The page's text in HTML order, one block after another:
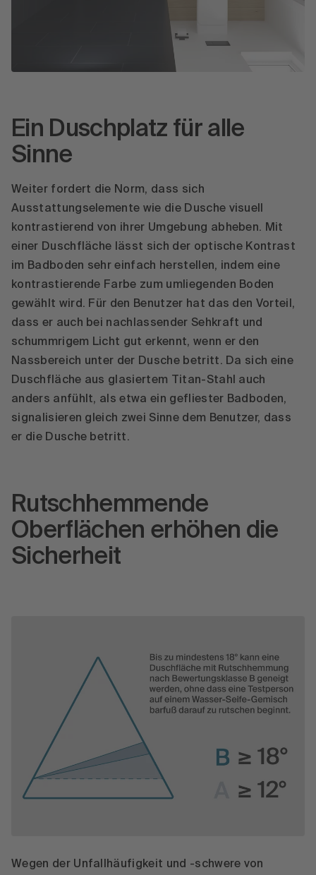
Ein Duschplatz für alle
Sinne
Weiter fordert die Norm, dass sich
Ausstattungselemente wie die Dusche visuell
kontrastierend von ihrer Umgebung abheben. Mit
einer Duschfläche lässt sich der optische Kontrast
im Badboden sehr einfach herstellen, indem eine
kontrastierende Farbe zum umliegenden Boden
gewählt wird. Für den Benutzer hat das den Vorteil,
dass er auch bei nachlassender Sehkraft und
schummrigem Licht gut erkennt, wenn er den
Nassbereich unter der Dusche betritt. Da sich eine
Duschfläche aus glasiertem Titan-Stahl auch
anders anfühlt, als etwa ein gefliester Badboden,
signalisieren gleich zwei Sinne dem Benutzer, dass
er die Dusche betritt.
Rutschhemmende
Oberflächen erhöhen die
Sicherheit
Wegen der Unfallhäufigkeit und -schwere von